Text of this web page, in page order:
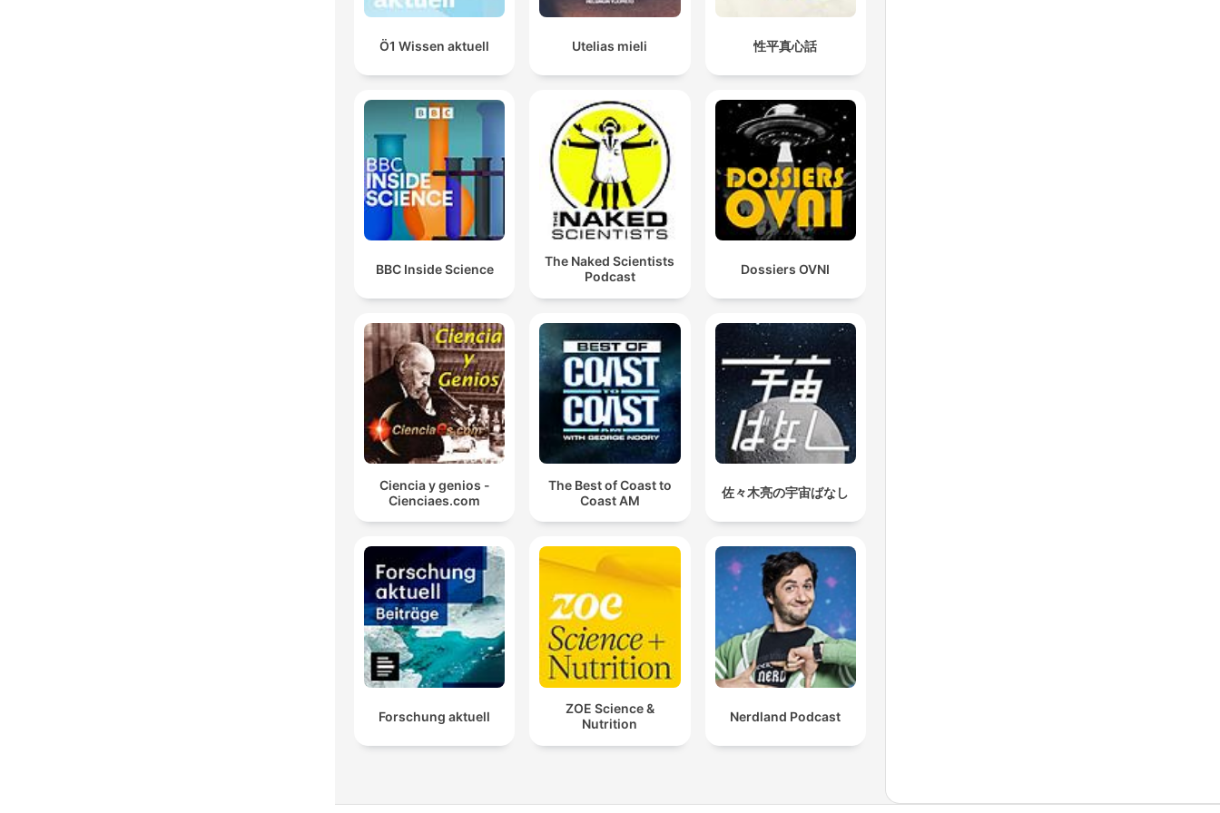
Ö1 Wissen aktuell Utelias mieli 性平真心話
BBC Inside Science
The Naked Scientists
Podcast
Dossiers OVNI
Ciencia y genios -
Cienciaes.com
The Best of Coast to
Coast AM
佐々木亮の宇宙ばなし
Forschung aktuell
ZOE Science &
Nutrition
Nerdland Podcast